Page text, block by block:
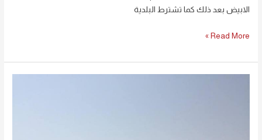
الابيض بعد ذلك كما تشترط البلدية
Read More »